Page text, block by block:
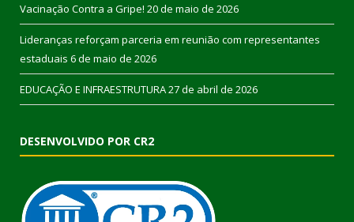
Vacinação Contra a Gripe! 20 de maio de 2026
Lideranças reforçam parceria em reunião com representantes
estaduais 6 de maio de 2026
EDUCAÇÃO E INFRAESTRUTURA27 de abril de 2026
DESENVOLVIDO POR CR2